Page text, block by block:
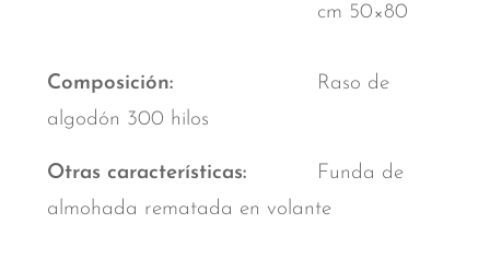
cm 50×80
Composición
Raso de
algodón 300 hilos
Otras características
Funda de
almohada rematada en volante